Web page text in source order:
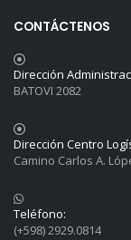
CONTÁCTENOS
Dirección
BATOVI 2082
Dirección Centro
Camino Carlos A.
Teléfono:
(+598) 2929.0814